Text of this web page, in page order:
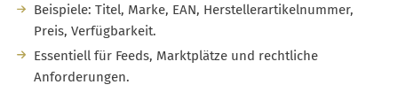
Beispiele: Titel, Marke, EAN, Herstellerartikelnummer,
Preis, Verfügbarkeit.
Essentiell für Feeds, Marktplätze und rechtliche
Anforderungen.